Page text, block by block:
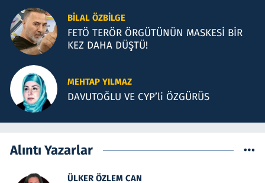
BILAL ÖZBILGE
FETÖ TERÖR ÖRGÜTÜNÜN MASKESİ BİR
KEZ DAHA DÜŞTÜ!
MEHTAP YILMAZ
DAVUTOĞLU VE CYP’li ÖZGÜRÜS
Alıntı Yazarlar
ÜLKER ÖZLEM CAN